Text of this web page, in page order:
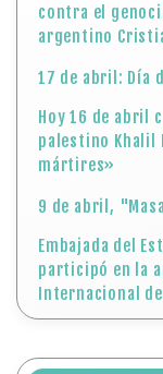
contra el
argentino
17 de abril: Día
Hoy 16 de abril
palestino Khalil
mártires»
9 de abril,
Embajada del
participó en la
Internacional